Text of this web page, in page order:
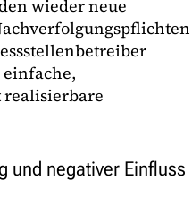
wieder neue
und negativer Einfluss